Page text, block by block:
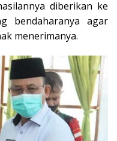
diberikan ke
bendaharanya agar
menerimanya.